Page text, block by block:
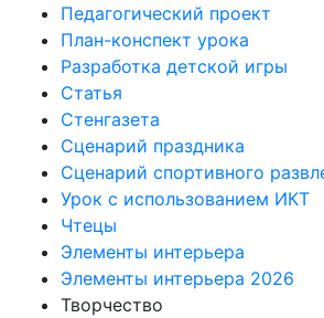
Педагогический проект
План-конспект урока
Разработка детской игры
Статья
Стенгазета
Сценарий праздника
Сценарий спортивного
Урок с использованием ИКТ
Чтецы
Элементы интерьера
Элементы интерьера 2026
Творчество